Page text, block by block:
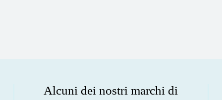
Alcuni dei nostri marchi di